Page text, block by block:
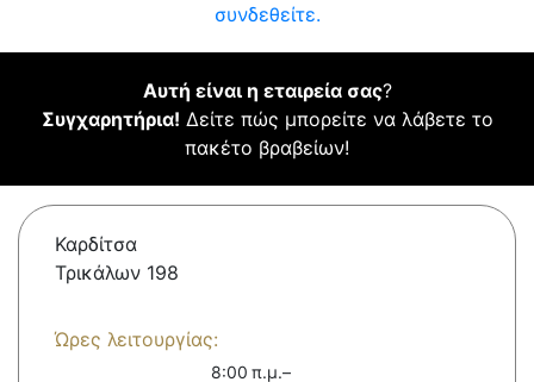
συνδεθείτε.
Αυτή είναι η εταιρεία σας?
Συγχαρητήρια! Δείτε πώς μπορείτε να λάβετε το
πακέτο βραβείων!
Καρδίτσα
Τρικάλων 198
Ώρες λειτουργίας:
8:00 π.μ.–